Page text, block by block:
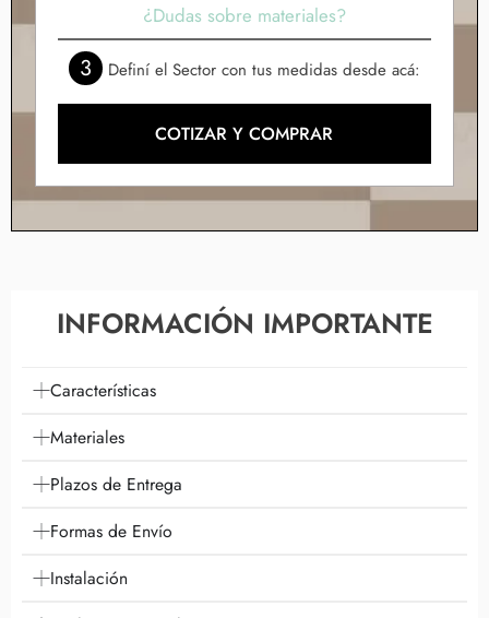
¿Dudas sobre materiales?
3 Definí el Sector con tus medidas desde acá:
COTIZAR Y COMPRAR
INFORMACIÓN IMPORTANTE
Características
Materiales
Plazos de Entrega
Formas de Envío
Instalación